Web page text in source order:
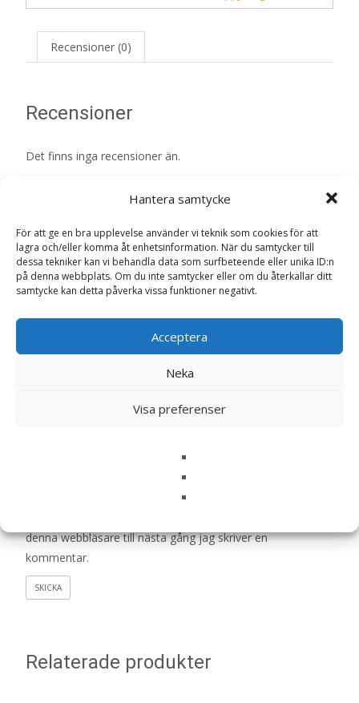
Hantera samtycke
För att ge en bra upplevelse använder vi teknik som cookies för att
lagra och/eller komma åt enhetsinformation. När du samtycker till
dessa tekniker kan vi behandla data som surfbeteende eller unika ID:n
på denna webbplats. Om du inte samtycker eller om du återkallar ditt
samtycke kan detta påverka vissa funktioner negativt.
Acceptera
Neka
Visa preferenser
Recensioner (0)
Recensioner
Det finns inga recensioner än.
Bli först med att recensera ”Vet Diet
– HappyDog”
Din e-postadress kommer inte publiceras. Obligatoriska fält
är märkta*
Ditt betyg
Din recension*
denna webbläsare till nästa gång jag skriver en
kommentar.
Relaterade produkter